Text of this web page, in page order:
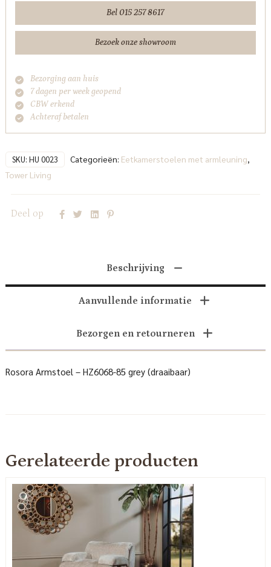
Tower
Bel 015 257 8617
Bezoek onze showroom
Bezorging aan huis
7 dagen per week geopend
CBW erkend
Achteraf betalen
SKU: HU 0023 Categorieën: Eetkamerstoelen met armleuning
Tower Living
Deel op
Beschrijving
Aanvullende informatie
Bezorgen en retourneren
Rosora Armstoel – HZ6068-85 grey (draaibaar)
Gerelateerde producten